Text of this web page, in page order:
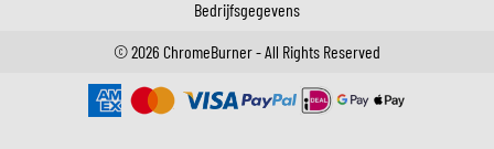
Bedrijfsgegevens
©2026 ChromeBurner - All Rights Reserved